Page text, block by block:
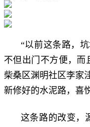
“以前这条路，
不但出门不方便，而
柴桑区渊明社区李家
新修好的水泥路，喜
这条路的改变，